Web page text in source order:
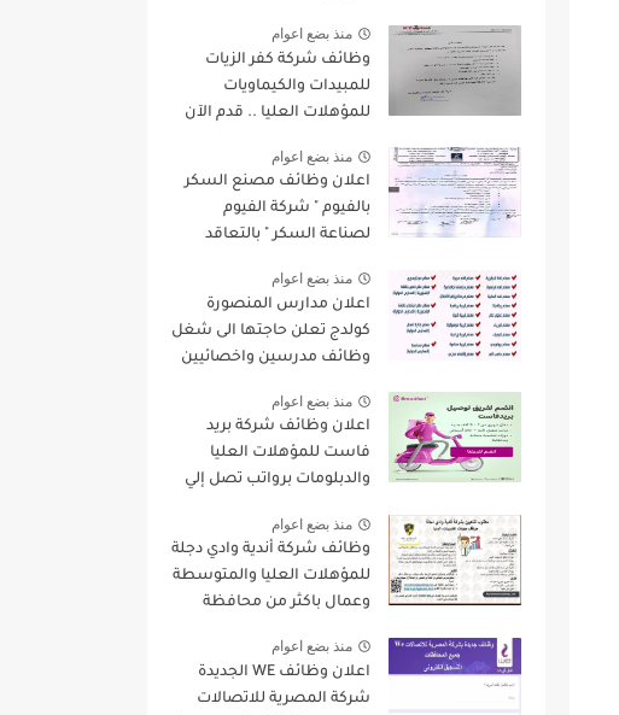
منذ بضع اعوام
وظائف شركة كفر الزيات
للمبيدات والكيماويات
للمؤهلات العليا .. قدم الآن
منذ بضع اعوام
اعلان وظائف مصنع السكر
بالفيوم " شركة الفيوم
لصناعة السكر " بالتعاقد
منذ بضع اعوام
اعلان مدارس المنصورة
كولدج تعلن حاجتها الى شغل
وظائف مدرسين واخصائيين
التخصصات للعام الدراسى
الجديد 2022 / 2023
منذ بضع اعوام
اعلان وظائف شركة بريد
فاست للمؤهلات العليا
والدبلومات برواتب تصل إلي
منذ بضع اعوام
وظائف شركة أندية وادي دجلة
للمؤهلات العليا والمتوسطة
وعمال باكثر من محافظة
منذ بضع اعوام
اعلان وظائف WE الجديدة
شركة المصرية للاتصالات